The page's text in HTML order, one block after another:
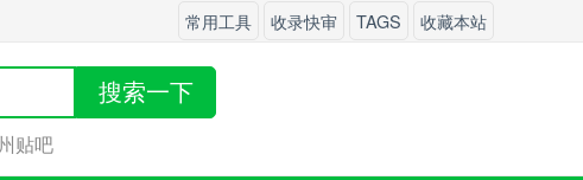
常用工具 收录快审 TAGS 收藏本站
搜索一下
贴吧